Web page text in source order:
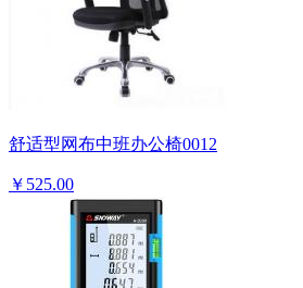
舒适型网布中班办公椅0012
￥525.00